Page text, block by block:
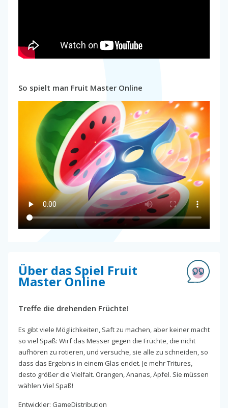
So spielt man Fruit Master Online
Über das Spiel Fruit
Master Online
Treffe die drehenden Früchte!
Es gibt viele Möglichkeiten, Saft zu machen, aber keiner macht
so viel Spaß: Wirf das Messer gegen die Früchte, die nicht
aufhören zu rotieren, und versuche, sie alle zu schneiden, so
dass das Ergebnis in einem Glas endet. Je mehr Tritures,
desto größer die Vielfalt. Orangen, Ananas, Äpfel. Sie müssen
wählen Viel Spaß!
Entwickler: GameDistribution